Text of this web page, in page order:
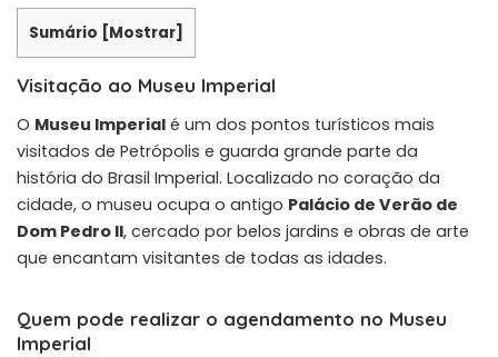
Sumário Mostrar
Visitação ao Museu Imperial
O Museu Imperial é um dos pontos turísticos mais
visitados de Petrópolis e guarda grande parte da
história do Brasil Imperial. Localizado no coração da
cidade, o museu ocupa o antigo Palácio de Verão de
Dom Pedro II, cercado por belos jardins e obras de arte
que encantam visitantes de todas as idades.
Quem pode realizar o agendamento no Museu
Imperial